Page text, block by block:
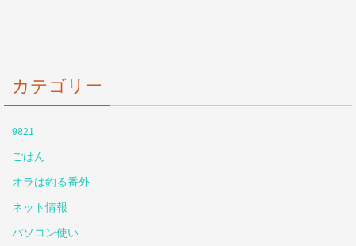
カテゴリー
9821
ごはん
オラは釣る番外
ネット情報
パソコン使い